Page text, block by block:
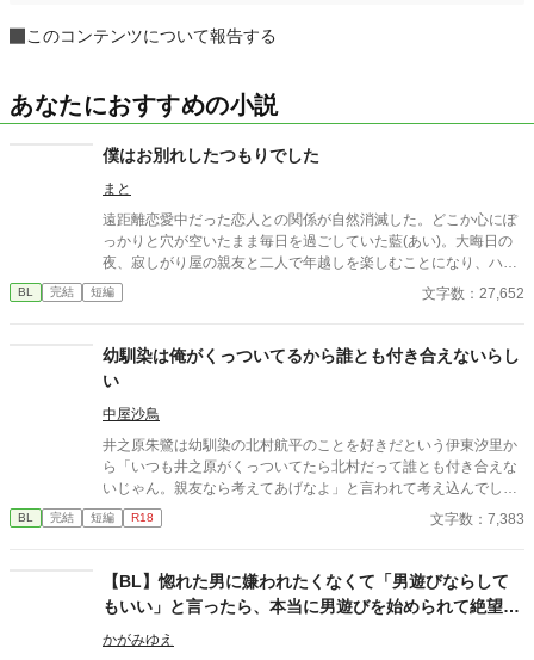
このコンテンツについて報告する
あなたにおすすめの小説
僕はお別れしたつもりでした
まと
遠距離恋愛中だった恋人との関係が自然消滅した。どこか心にぽ
っかりと穴が空いたまま毎日を過ごしていた藍(あい)。大晦日の
夜、寂しがり屋の親友と二人で年越しを楽しむことになり、ハメ
を外して酔いつぶれてしまう。目が覚めたら「ここどこ」状
態！！ 親友と仲良すぎな主人公と、別れたはずの恋人とのお話。
する批判コメントはご遠慮します。そういったコメントにはお返
しできませんので宜しくお願いします。
BL 完結 短編 文字数：27,652
幼馴染は俺がくっついてるから誰とも付き合えないらし
い
中屋沙鳥
井之原朱鷺は幼馴染の北村航平のことを好きだという伊東汐里か
ら「いつも井之原がくっついてたら北村だって誰とも付き合えな
いじゃん。親友なら考えてあげなよ」と言われて考え込んでしま
う。俺は航平の邪魔をしているのか？実は片思いをしているけど
航平のためを考えた方が良いのかもしれない。それをきっかけに
BL 完結 短編 R18 文字数：7,383
【BL】惚れた男に嫌われたくなくて「男遊びならして
もいい」と言ったら、本当に男遊びを始められて絶望し
ている侯爵令息の話
かがみゆえ